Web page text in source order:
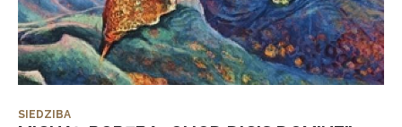
SIEDZIBA